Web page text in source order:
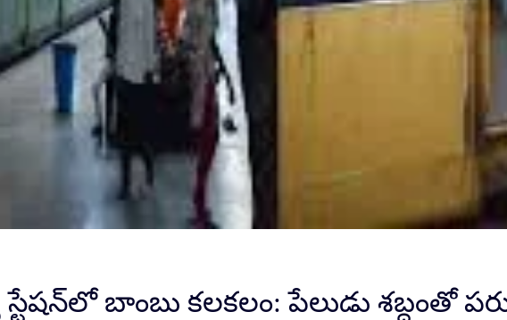
స్టేషన్‌లో బాంబు కలకలం: పేలుడు శబ్దంతో